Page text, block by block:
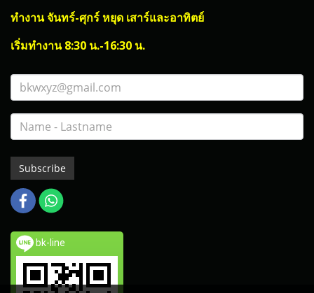
ทำงาน จันทร์-ศุกร์ หยุด เสาร์และอาทิตย์
เริ่มทำงาน 8:30 น.-16:30 น.
Subscribe
bk-line